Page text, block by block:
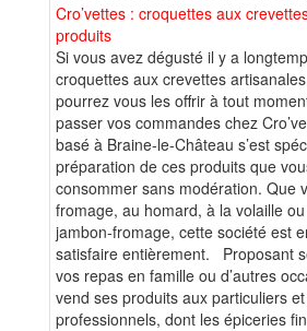
Cro’vettes : croquettes aux
produits
Si vous avez dégusté il y a
croquettes aux crevettes
pourrez vous les offrir à tout
passer vos commandes chez
basé à Braine-le-Château s’est
préparation de ces produits que
consommer sans modération. Que
fromage, au homard, à la volaille
jambon-fromage, cette société est
satisfaire entièrement. Proposant
vos repas en famille ou d’autres
vend ses produits aux particuliers
professionnels, dont les épiceries